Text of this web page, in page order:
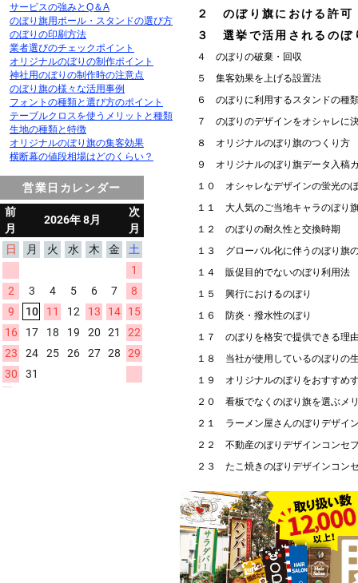
サービスの強みとQ＆A
のぼり旗用ポール・スタンドの選び方
のぼりの印刷方法
業者選びのチェックポイント
オリジナルのぼりの制作ポイント
神社用のぼりの制作時の注意点
のぼり旗の様々な活用事例
フォントの種類と選び方のポイント
テーブルクロスを使うメリットと種類
生地の種類と特徴
オリジナルのぼり旗の集客効果
横断幕の値段相場はどのくらい？
営業日カレンダー
２ のぼり旗における許可
３ 選挙で活用されるのぼ
４ のぼりの破棄・回収
５ 集客効果を上げる設置法
６ のぼりに利用するスタンドの種
７ のぼりのデザインをオシャレに
８ オリジナルのぼり旗のつくり方
９ オリジナルのぼり旗データ入稿
１０ オシャレなデザインの蛍光の
１１ 大人気のご当地キャラのぼり
１２ のぼりの耐久性と交換時期
１３ グローバル化に伴うのぼり旗
１４ 販促目的でないのぼり利用法
１５ 興行におけるのぼり
１６ 防炎・撥水性のぼり
１７ のぼりを格安で提供できる理
１８ 当社が使用しているのぼりの
１９ オリジナルのぼりをおすすめ
２０ 看板でなくのぼり旗を選ぶメ
２１ ラーメン屋さんのぼりデザイ
２２ 不動産のぼりデザインコンセ
２３ たこ焼きのぼりデザインコン